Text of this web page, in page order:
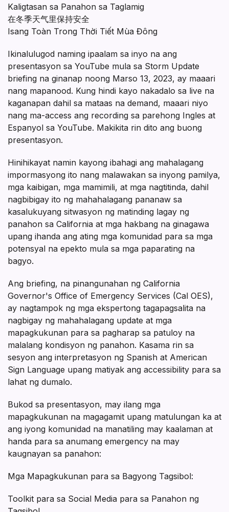
Kaligtasan sa Panahon sa Taglamig
在冬季天气里保持安全
Isang Toàn Trong Thời Tiết Mùa Đông
Ikinalulugod naming ipaalam sa inyo na ang
presentasyon sa YouTube mula sa Storm Update
briefing na ginanap noong Marso 13, 2023, ay maaari
nang mapanood. Kung hindi kayo nakadalo sa live na
kaganapan dahil sa mataas na demand, maaari niyo
nang ma-access ang recording sa parehong Ingles at
Espanyol sa YouTube. Makikita rin dito ang buong
presentasyon.
Hinihikayat namin kayong ibahagi ang mahalagang
impormasyong ito nang malawakan sa inyong pamilya,
mga kaibigan, mga mamimili, at mga nagtitinda, dahil
nagbibigay ito ng mahahalagang pananaw sa
kasalukuyang sitwasyon ng matinding lagay ng
panahon sa California at mga hakbang na ginagawa
upang ihanda ang ating mga komunidad para sa mga
potensyal na epekto mula sa mga paparating na
bagyo.
Ang briefing, na pinangunahan ng California
Governor's Office of Emergency Services (Cal OES),
ay nagtampok ng mga ekspertong tagapagsalita na
nagbigay ng mahahalagang update at mga
mapagkukunan para sa pagharap sa patuloy na
malalang kondisyon ng panahon. Kasama rin sa
sesyon ang interpretasyon ng Spanish at American
Sign Language upang matiyak ang accessibility para sa
lahat ng dumalo.
Bukod sa presentasyon, may ilang mga
mapagkukunan na magagamit upang matulungan ka at
ang iyong komunidad na manatiling may kaalaman at
handa para sa anumang emergency na may
kaugnayan sa panahon:
Mga Mapagkukunan para sa Bagyong Tagsibol:
Toolkit para sa Social Media para sa Panahon ng